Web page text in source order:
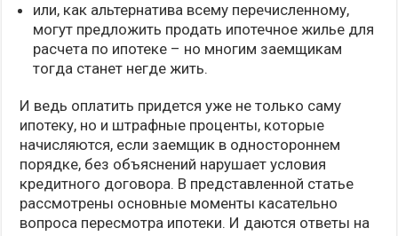
или, как альтернатива всему перечисленному,
могут предложить продать ипотечное жилье для
расчета по ипотеке – но многим заемщикам
тогда станет негде жить.
И ведь оплатить придется уже не только саму
ипотеку, но и штрафные проценты, которые
начисляются, если заемщик в одностороннем
порядке, без объяснений нарушает условия
кредитного договора. В представленной статье
рассмотрены основные моменты касательно
вопроса пересмотра ипотеки. И даются ответы на